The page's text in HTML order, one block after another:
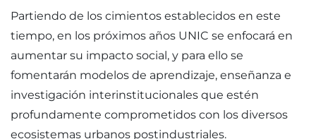
Partiendo de los cimientos establecidos en este
tiempo, en los próximos años UNIC se enfocará en
aumentar su impacto social, y para ello se
fomentarán modelos de aprendizaje, enseñanza e
investigación interinstitucionales que estén
profundamente comprometidos con los diversos
ecosistemas urbanos postindustriales.